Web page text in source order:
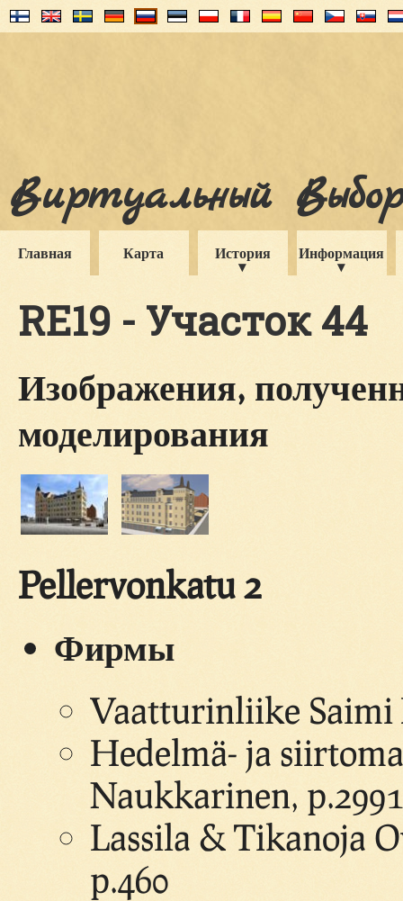
Виртуальный
Главная Карта История Информация
RE19 - Участок 44
Изображения,
моделирования
Pellervonkatu 2
Фирмы
Vaatturinliike Saimi
Hedelmä- ja
Naukkarinen, p.2991
Lassila & Tikanoja
p.460